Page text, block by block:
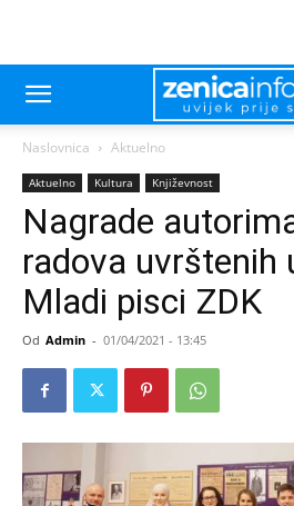
Naslovnica Aktuelno
Aktuelno Kultura Književnost
Nagrade
radova uvrštenih
Mladi pisci ZDK
Od Admin - 01/04/2021 - 13:45